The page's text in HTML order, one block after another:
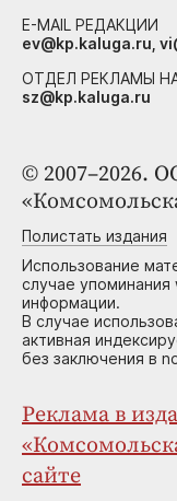
© 2007–2026.
Полистать издания
Использование
случае упоминания
информации.
В случае
активная
без заключения в
Реклама в
сайте
E-MAIL РЕДАКЦИИ
ev@kp.kaluga.ru,
ОТДЕЛ РЕКЛАМЫ
sz@kp.kaluga.ru